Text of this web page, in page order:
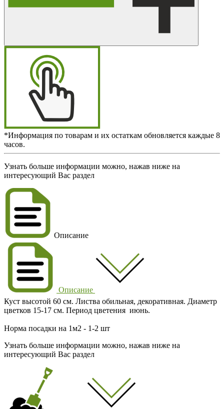
*Информация по товарам и их остаткам обновляется каждые 8
часов.
Узнать больше информации можно, нажав ниже на
интересующий Вас раздел
Описание
Описание
Куст высотой 60 см. Листва обильная, декоративная. Диаметр
цветков 15-17 см. Период цветения июнь.
Норма посадки на 1м2 - 1-2 шт
Узнать больше информации можно, нажав ниже на
интересующий Вас раздел